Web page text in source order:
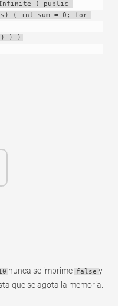
( public
( int sum = 0; for
) ) )
nunca se imprime false y
que se agota la memoria.